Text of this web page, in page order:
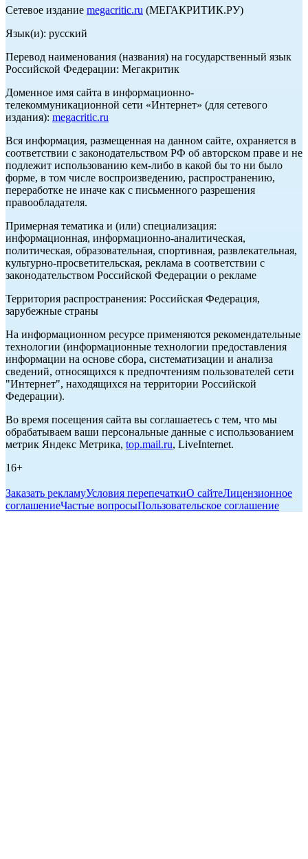
Сетевое издание megacritic.ru (МЕГАКРИТИК.РУ)
Язык(и): русский
Перевод наименования (названия) на государственный язык
Российской Федерации: Мегакритик
Доменное имя сайта в информационно-
телекоммуникационной сети «Интернет» (для сетевого
издания): megacritic.ru
Вся информация, размещенная на данном сайте, охраняется в
соответствии с законодательством РФ об авторском праве и не
подлежит использованию кем-либо в какой бы то ни было
форме, в том числе воспроизведению, распространению,
переработке не иначе как с письменного разрешения
правообладателя.
Примерная тематика и (или) специализация:
информационная, информационно-аналитическая,
политическая, образовательная, спортивная, развлекательная,
культурно-просветительская, реклама в соответствии с
законодательством Российской Федерации о рекламе
Территория распространения: Российская Федерация,
зарубежные страны
На информационном ресурсе применяются рекомендательные
технологии (информационные технологии предоставления
информации на основе сбора, систематизации и анализа
сведений, относящихся к предпочтениям пользователей сети
"Интернет", находящихся на территории Российской
Федерации).
Во время посещения сайта вы соглашаетесь с тем, что мы
обрабатываем ваши персональные данные с использованием
метрик Яндекс Метрика, top.mail.ru, LiveInternet.
16+
Заказать рекламуУсловия перепечаткиО сайтеЛицензионное
соглашениеЧастые вопросыПользовательское соглашение